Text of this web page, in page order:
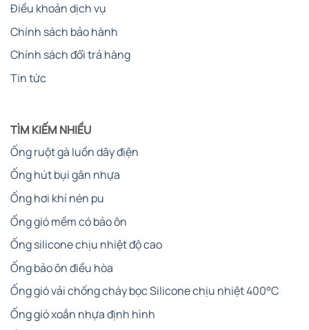
Điều khoản dịch vụ
Chính sách bảo hành
Chính sách đổi trả hàng
Tin tức
TÌM KIẾM NHIỀU
Ống ruột gà luồn dây điện
Ống hút bụi gân nhựa
Ống hơi khí nén pu
Ống gió mềm có bảo ôn
Ống silicone chịu nhiệt độ cao
Ống bảo ôn điều hòa
Ống gió vải chống cháy bọc Silicone chịu nhiệt 400°C
Ống gió xoắn nhựa định hình